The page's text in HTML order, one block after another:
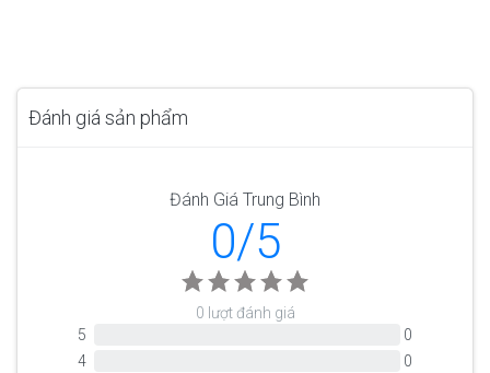
Đánh giá sản phẩm
Đánh Giá Trung Bình
0/5
0 lượt đánh giá
5
0
4
0